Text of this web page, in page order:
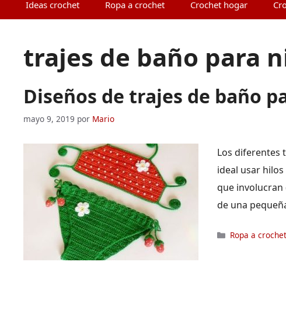
Ideas crochet Ropa a crochet Crochet hogar
trajes de baño para
Diseños de trajes de baño
mayo 9, 2019 por Mario
Los diferentes
ideal usar
que involucran
de una
Categorías
Ropa a crochet